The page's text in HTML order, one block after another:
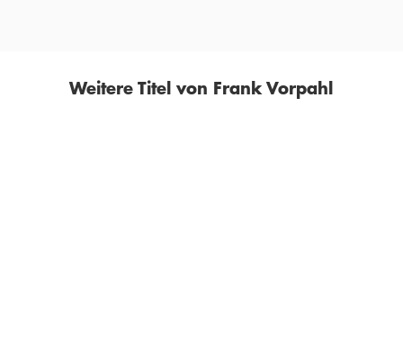
Weitere Titel von Frank Vorpahl